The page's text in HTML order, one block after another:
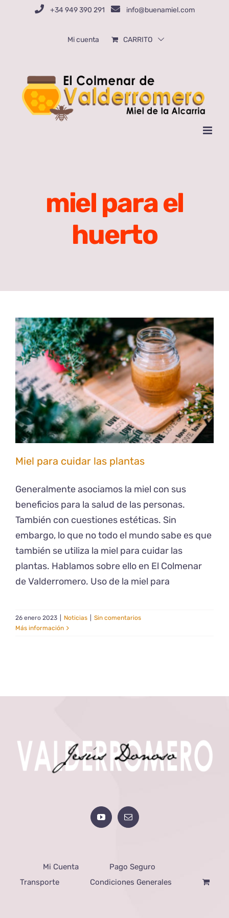
+34 949 390 291 info@buenamiel.com
Mi cuenta CARRITO
miel para el
huerto
Miel para cuidar las plantas
Generalmente asociamos la miel con sus
beneficios para la salud de las personas.
También con cuestiones estéticas. Sin
embargo, lo que no todo el mundo sabe es que
también se utiliza la miel para cuidar las
plantas. Hablamos sobre ello en El Colmenar
de Valderromero. Uso de la miel para
26 enero 2023 Noticias
Sin comentarios
Más información
Mi Cuenta
Pago Seguro
Transporte
Condiciones Generales